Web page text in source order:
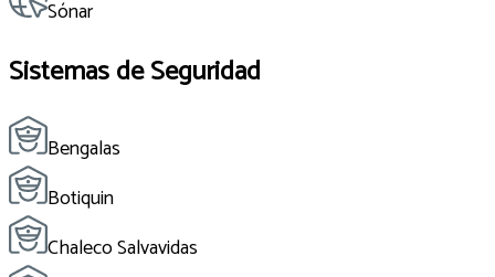
Sónar
Sistemas de Seguridad
Bengalas
Botiquin
Chaleco Salvavidas